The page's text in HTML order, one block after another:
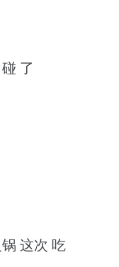
了
这次 吃